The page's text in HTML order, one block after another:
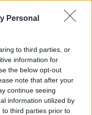
Personal
to third parties, or
information for
the below opt-out
note that after your
continue seeing
information utilized by
to third parties prior to